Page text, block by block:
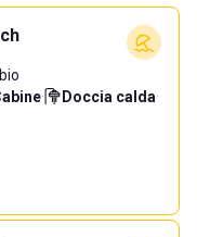
· Doccia calda·